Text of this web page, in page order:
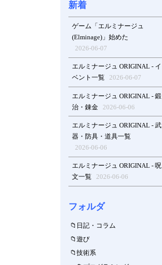
新着
ゲーム「エルミナージュ
(Elminage)」始めた
2026-06-07
エルミナージュ ORIGINAL - イ
ベント一覧
2026-06-07
エルミナージュ ORIGINAL - 鍛
治・錬金
2026-06-06
エルミナージュ ORIGINAL - 武
器・防具・道具一覧
2026-06-06
エルミナージュ ORIGINAL - 呪
文一覧
2026-06-06
フォルダ
日記・コラム
遊び
技術系